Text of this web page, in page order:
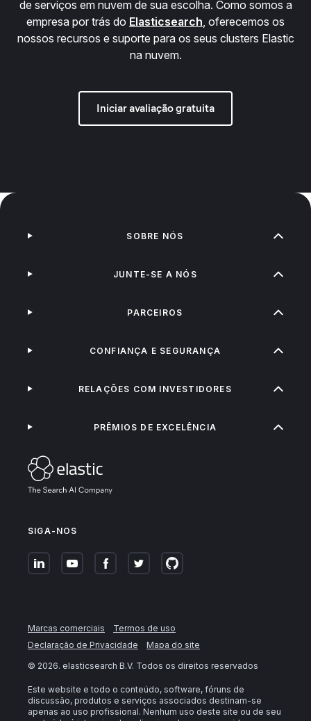
de serviços em nuvem de sua escolha. Como somos a
empresa por trás do Elasticsearch , oferecemos os
nossos recursos e suporte para os seus clusters Elastic
na nuvem.
Iniciar avaliação gratuita
SIGA-NOS
SOBRE NÓS
JUNTE-SE A NÓS
PARCEIROS
CONFIANÇA E SEGURANÇA
RELAÇÕES COM INVESTIDORES
PRÊMIOS DE EXCELÊNCIA
Marcas comerciais
Termos de uso
Declaração de Privacidade
Mapa do site
© 2026. elasticsearch B.V. Todos os direitos reservados
Este website e todo o conteúdo, software, fóruns de
discussão, produtos e serviços associados destinam-se
apenas ao uso profissional. Nenhum uso deste site ou de seu